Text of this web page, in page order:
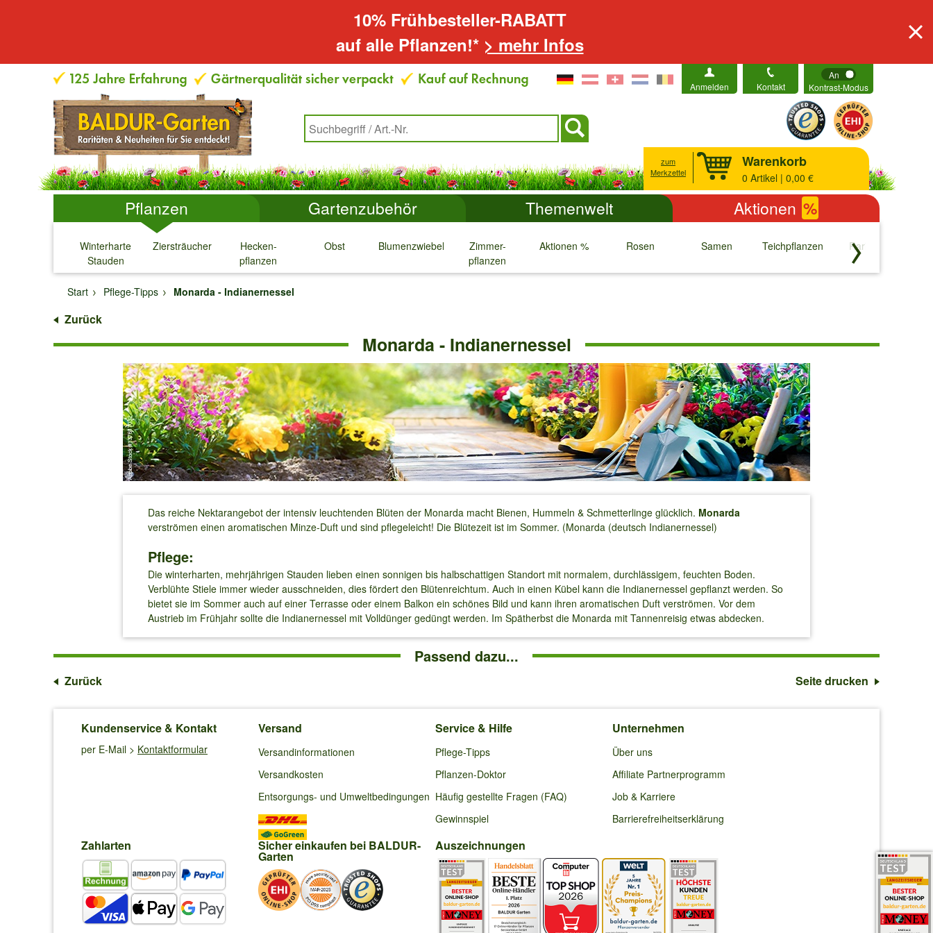
10% Frühbesteller-RABATT
auf alle Pflanzen!* > mehr Infos
Anmelden Kontakt
An
Kontrast-Modus
zum
Merkzettel
Warenkorb
0 Artikel | 0,00 €
Pflanzen Gartenzubehör Themenwelt Aktionen %
Winterharte
Stauden
↓
Ziersträucher
↓
Hecken-
pflanzen
↓
Obst
↓
Blumenzwiebeln
↓
Zimmer-
pflanzen
↓
Aktionen %
↓
Rosen
↓
Samen
↓
Teichpflanzen
↓
Raritäten
↓
Start
Pflege-Tipps Monarda - Indianernessel
Zurück
Monarda - Indianernessel
Das reiche Nektarangebot der intensiv leuchtenden Blüten der Monarda macht Bienen, Hummeln & Schmetterlinge glücklich. Monarda
verströmen einen aromatischen Minze-Duft und sind pflegeleicht! Die Blütezeit ist im Sommer. (Monarda (deutsch Indianernessel)
Pflege:
Die winterharten, mehrjährigen Stauden lieben einen sonnigen bis halbschattigen Standort mit normalem, durchlässigem, feuchten Boden.
Verblühte Stiele immer wieder ausschneiden, dies fördert den Blütenreichtum. Auch in einen Kübel kann die Indianernessel gepflanzt werden. So
bietet sie im Sommer auch auf einer Terrasse oder einem Balkon ein schönes Bild und kann ihren aromatischen Duft verströmen. Vor dem
Austrieb im Frühjahr sollte die Indianernessel mit Volldünger gedüngt werden. Im Spätherbst die Monarda mit Tannenreisig etwas abdecken.
Passend dazu...
Zurück Seite drucken
Kundenservice & Kontakt
per E-Mail > Kontaktformular
Versand
Versandinformationen
Versandkosten
Entsorgungs- und Umweltbedingungen
Service & Hilfe
Pflege-Tipps
Pflanzen-Doktor
Häufig gestellte Fragen (FAQ)
Gewinnspiel
Unternehmen
Über uns
Affiliate Partnerprogramm
Job & Karriere
Barrierefreiheitserklärung
Zahlarten Sicher einkaufen bei BALDUR-
Garten
Auszeichnungen